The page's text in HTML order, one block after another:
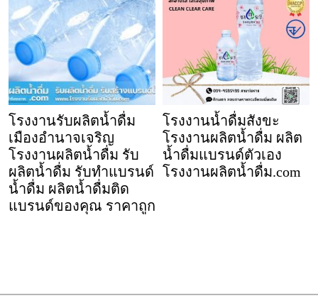
โรงงานรับผลิตน้ำดื่ม
เมืองอำนาจเจริญ
โรงงานผลิตน้ำดื่ม รับ
ผลิตน้ำดื่ม รับทำแบรนด์
น้ำดื่ม ผลิตน้ำดื่มติด
แบรนด์ของคุณ ราคาถูก
โรงงานน้ำดื่มสังขะ
โรงงานผลิตน้ำดื่ม ผลิต
น้ำดื่มแบรนด์ตัวเอง
โรงงานผลิตน้ำดื่ม.com